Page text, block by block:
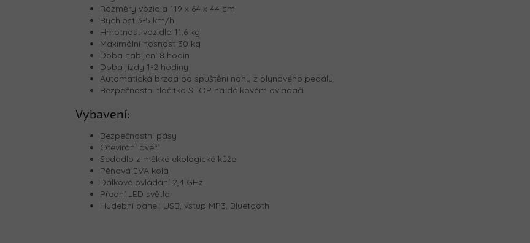
Rozměry vozidla 119 x 64 x 44 cm
Rychlost 3-5 km/h
Hmotnost vozidla 11,6 kg
Maximální nosnost 30 kg
Doba nabíjení 8 hodin
Doba jízdy 1-2 hodiny
Automatická brzda po spuštění nohy z plynového pedálu
Bezpečnostní tlačítko STOP na dálkovém ovladači
Vybavení:
Bezpečnostní pásy
Otevírání dveří
Sedadlo z měkké ekologické kůže
Pěnová EVA kola
Dálkové ovládání 2,4 GHz
Přední LED světla
Hudební panel: USB, vstup MP3, Bluetooth